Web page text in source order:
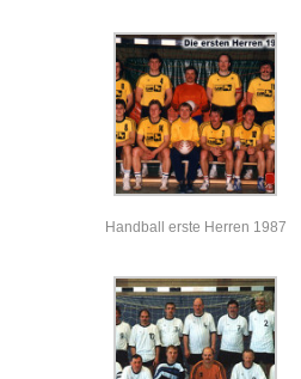
Handball erste Herren 1987